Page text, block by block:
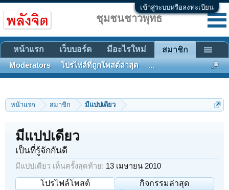
เข้าสู่ระบบหรือลงทะเบียน
หน้าแรก สมาชิก มีแปปเดียว
มีแปปเดียว
เป็นที่รู้จักกันดี
มีแปปเดียว เห็นครั้งสุดท้าย: 13 เมษายน 2010
โปรไฟล์โพสต์
กิจกรรมล่าสุด
ชุมชนชาวพุทธ
หน้าแรก เว็บบอร์ด มีอะไรใหม่ สมาชิก
Moderators โปรไฟล์ที่ถูกโพสต์ล่าสุด ...